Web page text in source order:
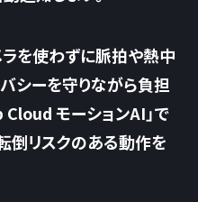
ラを使わずに脈拍や熱中
シーを守りながら負担
Cloud モーションAI」で
倒リスクのある動作を